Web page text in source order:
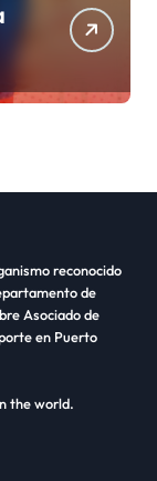
reconocido
de
Asociado de
en Puerto
the world.